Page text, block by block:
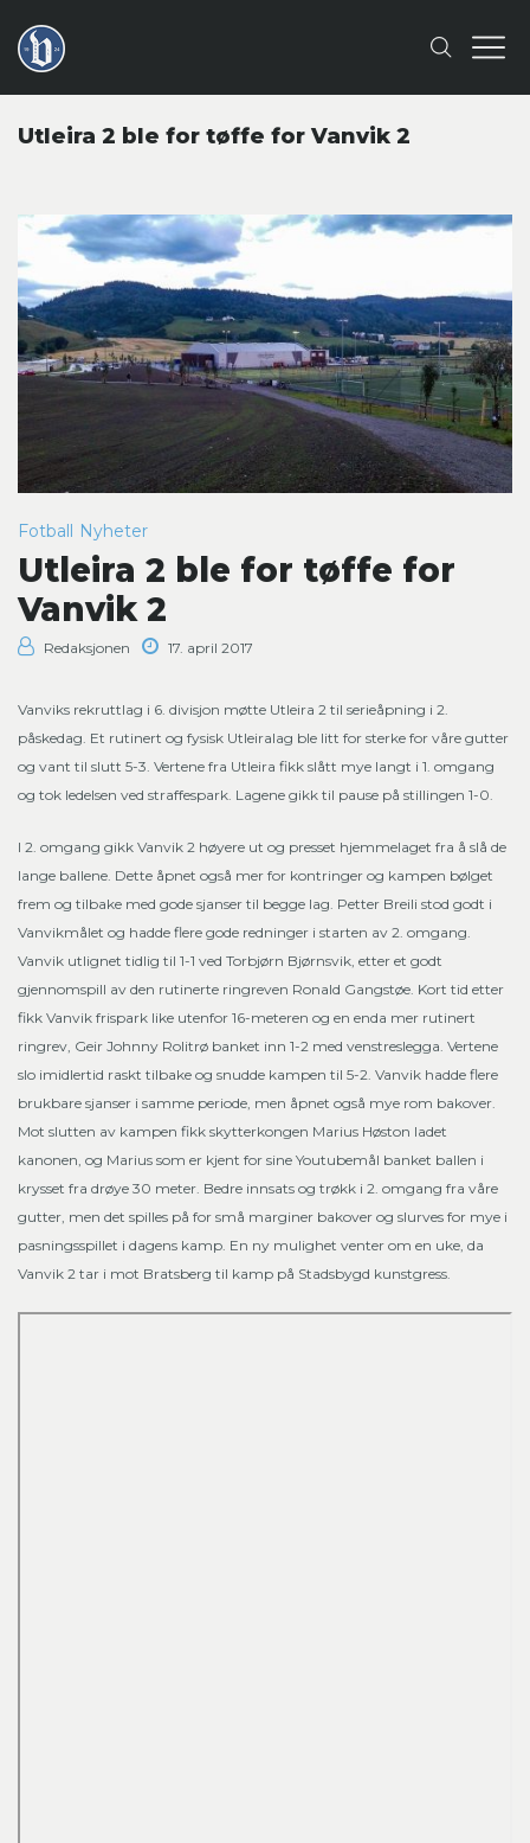
Utleira 2 ble for tøffe for Vanvik 2
Fotball Nyheter
Utleira 2 ble for tøffe for
Vanvik 2
Redaksjonen 17. april 2017
Vanviks rekruttlag i 6. divisjon møtte Utleira 2 til serieåpning i 2.
påskedag. Et rutinert og fysisk Utleiralag ble litt for sterke for våre gutter
og vant til slutt 5-3. Vertene fra Utleira fikk slått mye langt i 1. omgang
og tok ledelsen ved straffespark. Lagene gikk til pause på stillingen 1-0.
I 2. omgang gikk Vanvik 2 høyere ut og presset hjemmelaget fra å slå de
lange ballene. Dette åpnet også mer for kontringer og kampen bølget
frem og tilbake med gode sjanser til begge lag. Petter Breili stod godt i
Vanvikmålet og hadde flere gode redninger i starten av 2. omgang.
Vanvik utlignet tidlig til 1-1 ved Torbjørn Bjørnsvik, etter et godt
gjennomspill av den rutinerte ringreven Ronald Gangstøe. Kort tid etter
fikk Vanvik frispark like utenfor 16-meteren og en enda mer rutinert
ringrev, Geir Johnny Rolitrø banket inn 1-2 med venstreslegga. Vertene
slo imidlertid raskt tilbake og snudde kampen til 5-2. Vanvik hadde flere
brukbare sjanser i samme periode, men åpnet også mye rom bakover.
Mot slutten av kampen fikk skytterkongen Marius Høston ladet
kanonen, og Marius som er kjent for sine Youtubemål banket ballen i
krysset fra drøye 30 meter. Bedre innsats og trøkk i 2. omgang fra våre
gutter, men det spilles på for små marginer bakover og slurves for mye i
pasningsspillet i dagens kamp. En ny mulighet venter om en uke, da
Vanvik 2 tar i mot Bratsberg til kamp på Stadsbygd kunstgress.